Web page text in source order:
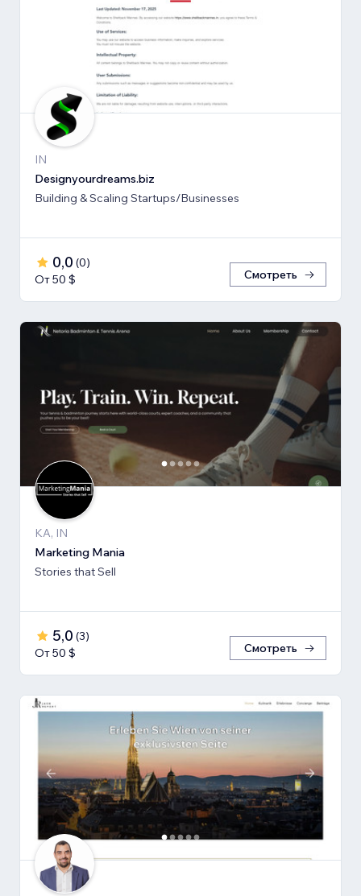
IN
Designyourdreams.biz
Building & Scaling Startups/Businesses
0,0 (0)
От 50 $
Смотреть
KA, IN
Marketing Mania
Stories that Sell
5,0 (3)
От 50 $
Смотреть